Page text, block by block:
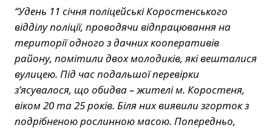
“Удень 11 січня поліцейські Коростенського
відділу поліції, проводячи відпрацювання на
території одного з дачних кооперативів
району, помітили двох молодиків, які вешталися
вулицею. Під час подальшої перевірки
з’ясувалося, що обидва – жителі м. Коростеня,
віком 20 та 25 років. Біля них виявили згорток з
подрібненою рослинною масою. Попередньо,